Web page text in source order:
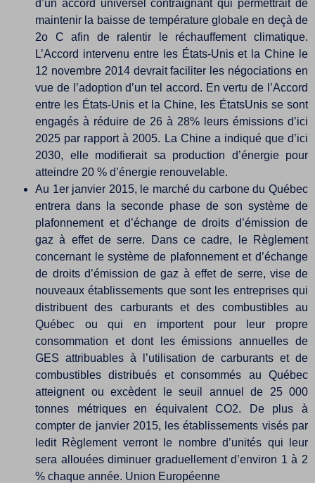
d’un accord universel contraignant qui permettrait de
maintenir la baisse de température globale en deçà de
2o C afin de ralentir le réchauffement climatique.
L’Accord intervenu entre les États-Unis et la Chine le
12 novembre 2014 devrait faciliter les négociations en
vue de l’adoption d’un tel accord. En vertu de l’Accord
entre les États-Unis et la Chine, les ÉtatsUnis se sont
engagés à réduire de 26 à 28% leurs émissions d’ici
2025 par rapport à 2005. La Chine a indiqué que d’ici
2030, elle modifierait sa production d’énergie pour
atteindre 20 % d’énergie renouvelable.
Au 1er janvier 2015, le marché du carbone du Québec
entrera dans la seconde phase de son système de
plafonnement et d’échange de droits d’émission de
gaz à effet de serre. Dans ce cadre, le Règlement
concernant le système de plafonnement et d’échange
de droits d’émission de gaz à effet de serre, vise de
nouveaux établissements que sont les entreprises qui
distribuent des carburants et des combustibles au
Québec ou qui en importent pour leur propre
consommation et dont les émissions annuelles de
GES attribuables à l’utilisation de carburants et de
combustibles distribués et consommés au Québec
atteignent ou excèdent le seuil annuel de 25 000
tonnes métriques en équivalent CO2. De plus à
compter de janvier 2015, les établissements visés par
ledit Règlement verront le nombre d’unités qui leur
sera allouées diminuer graduellement d’environ 1 à 2
% chaque année. Union Européenne